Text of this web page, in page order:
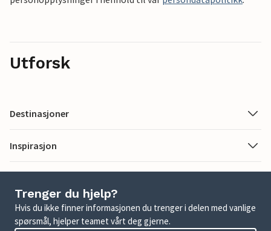
Utforsk
Destinasjoner
Inspirasjon
Trenger du hjelp?
Hvis du ikke finner informasjonen du trenger i delen med vanlige
spørsmål, hjelper teamet vårt deg gjerne.